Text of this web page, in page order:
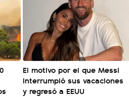
El motivo por el que Messi
interrumpió sus vacaciones
y regresó a EEUU